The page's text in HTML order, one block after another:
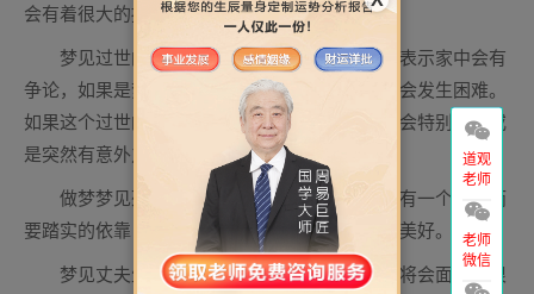
会有着很大的损失。
梦见过世的人，如果是死去的父亲活过来，表示家中会有
争论，如果是梦见死去的亡友，则表示物质上将会发生困难。
如果这个过世的人给你东西，那表示你的工作运会特别旺，或
是突然有意外之财降临
做梦梦见死去的丈夫预示着，自己的生活会有一个坚定而
要踏实的依靠，对于自己的生活也会变得越来越美好。
梦见丈夫生病或是死亡，预示着自己的生活将会面临着很
道观
老师
老师
微信